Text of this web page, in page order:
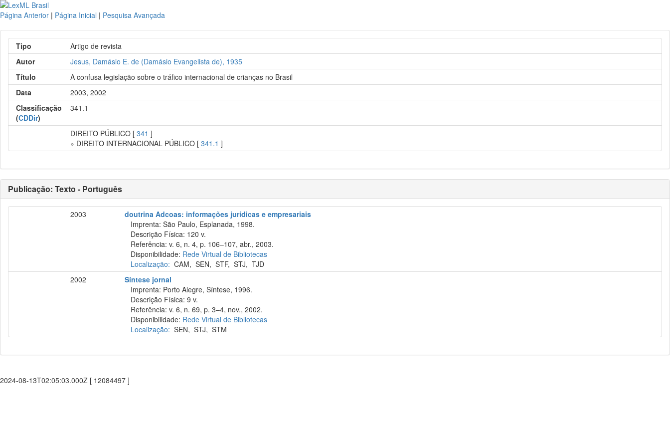
Página Anterior | Página Inicial | Pesquisa Avançada
Tipo
Artigo de revista
Autor
Jesus, Damásio E. de (Damásio Evangelista de), 1935
Título
A confusa legislação sobre o tráfico internacional de crianças no Brasil
Data
2003, 2002
Classificação
(CDDir)
341.1
DIREITO PÚBLICO [341 ]
» DIREITO INTERNACIONAL PÚBLICO [341.1 ]
Publicação: Texto - Português
2003
doutrina Adcoas: informações jurídicas e empresariais
Imprenta: São Paulo, Esplanada, 1998.
Descrição Física: 120 v.
Referência: v. 6, n. 4, p. 106–107, abr., 2003.
Disponibilidade: Rede Virtual de Bibliotecas
Localização: CAM,SEN,STF,STJ,TJD
2002
Síntese jornal
Imprenta: Porto Alegre, Síntese, 1996.
Descrição Física: 9 v.
Referência: v. 6, n. 69, p. 3–4, nov., 2002.
Disponibilidade: Rede Virtual de Bibliotecas
Localização: SEN,STJ,STM
2024-08-13T02:05:03.000Z [ 12084497 ]